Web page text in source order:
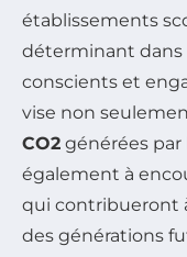
établissements
déterminant dans
conscients et
vise non
CO2 générées par
également à
qui contribueront
des générations